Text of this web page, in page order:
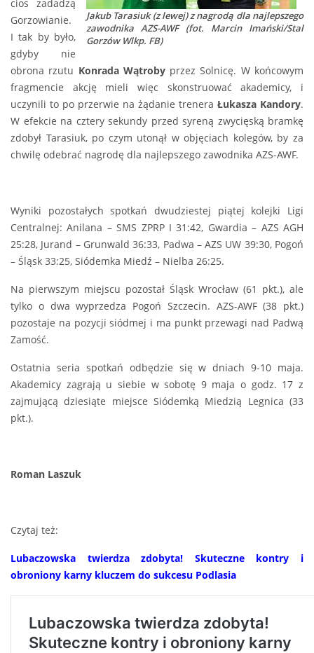
Jakub Tarasiuk (z lewej) z nagrodą dla najlepszego
zawodnika AZS-AWF (fot. Marcin Imański/Stal
Gorzów Wlkp. FB)
cios zadadzą
Gorzowianie.
I tak by było,
gdyby nie
obrona rzutu Konrada Wątrobyprzez Solnicę. W końcowym
fragmencie akcję mieli więc skonstruować akademicy, i
uczynili to po przerwie na żądanie trenera Łukasza Kandory.
W efekcie na cztery sekundy przed syreną zwycięską bramkę
zdobył Tarasiuk, po czym utonął w objęciach kolegów, by za
chwilę odebrać nagrodę dla najlepszego zawodnika AZS-AWF.
Wyniki pozostałych spotkań dwudziestej piątej kolejki Ligi
Centralnej: Anilana – SMS ZPRP I 31:42, Gwardia – AZS AGH
25:28, Jurand – Grunwald 36:33, Padwa – AZS UW 39:30, Pogoń
– Śląsk 33:25, Siódemka Miedź – Nielba 26:25.
Na pierwszym miejscu pozostał Śląsk Wrocław (61 pkt.), ale
tylko o dwa wyprzedza Pogoń Szczecin. AZS-AWF (38 pkt.)
pozostaje na pozycji siódmej i ma punkt przewagi nad Padwą
Zamość.
Ostatnia seria spotkań odbędzie się w dniach 9-10 maja.
Akademicy zagrają u siebie w sobotę 9 maja o godz. 17 z
zajmującą dziesiąte miejsce Siódemką Miedzią Legnica (33
pkt.).
Roman Laszuk
Czytaj też:
Lubaczowska twierdza zdobyta! Skuteczne kontry i
obroniony karny kluczem do sukcesu Podlasia